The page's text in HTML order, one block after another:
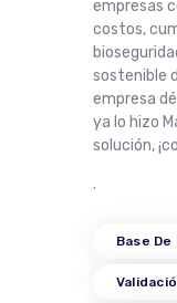
empresas
costos,
sostenible
empresa
ya lo hizo
solución,
.
Base